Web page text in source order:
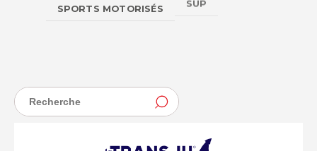
SPORTS MOTORISÉS SUP
TRIATHLON